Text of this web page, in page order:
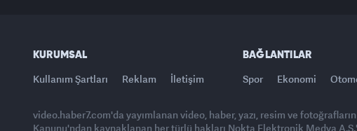
KURUMSAL
Kullanım Şartları Reklam İletişim
BAĞLANTILAR
Spor Ekonomi
video.haber7.com'da yayımlanan video, haber, yazı, resim ve fotoğrafların
Kanunu'ndan kaynaklanan her türlü hakları Nokta Elektronik Medya